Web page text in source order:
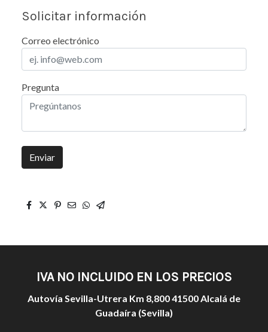
Solicitar información
Correo electrónico
Pregunta
Enviar
IVA NO INCLUIDO EN LOS PRECIOS
Autovía Sevilla-Utrera Km 8,800 41500 Alcalá de
Guadaíra (Sevilla)